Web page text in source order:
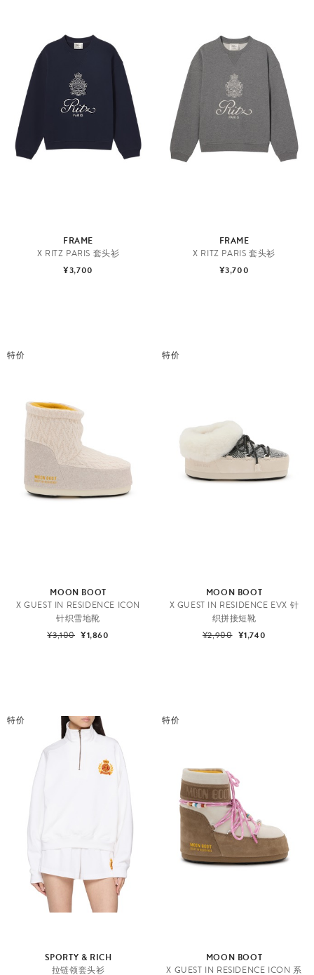
FRAME
X RITZ PARIS 套头衫
¥3,700
FRAME
X RITZ PARIS 套头衫
¥3,700
特价
MOON BOOT
X GUEST IN RESIDENCE ICON
针织雪地靴
¥3,100 ¥1,860
特价
MOON BOOT
X GUEST IN RESIDENCE EVX 针
织拼接短靴
¥2,900 ¥1,740
特价
SPORTY & RICH
拉链领套头衫
特价
MOON BOOT
X GUEST IN RESIDENCE ICON 系